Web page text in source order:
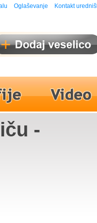
Oglaševanje Kontakt
-